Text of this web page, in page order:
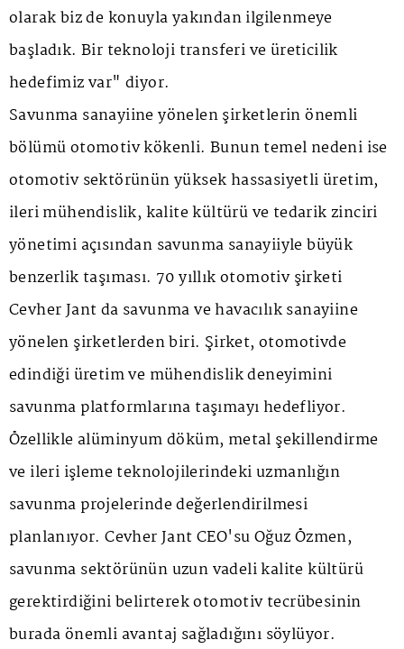
olarak biz de konuyla yakından ilgilenmeye
başladık. Bir teknoloji transferi ve üreticilik
hedefimiz var" diyor.
Savunma sanayiine yönelen şirketlerin önemli
bölümü otomotiv kökenli. Bunun temel nedeni ise
otomotiv sektörünün yüksek hassasiyetli üretim,
ileri mühendislik, kalite kültürü ve tedarik zinciri
yönetimi açısından savunma sanayiiyle büyük
benzerlik taşıması. 70 yıllık otomotiv şirketi
Cevher Jant da savunma ve havacılık sanayiine
yönelen şirketlerden biri. Şirket, otomotivde
edindiği üretim ve mühendislik deneyimini
savunma platformlarına taşımayı hedefliyor.
Özellikle alüminyum döküm, metal şekillendirme
ve ileri işleme teknolojilerindeki uzmanlığın
savunma projelerinde değerlendirilmesi
planlanıyor. Cevher Jant CEO'su Oğuz Özmen,
savunma sektörünün uzun vadeli kalite kültürü
gerektirdiğini belirterek otomotiv tecrübesinin
burada önemli avantaj sağladığını söylüyor.